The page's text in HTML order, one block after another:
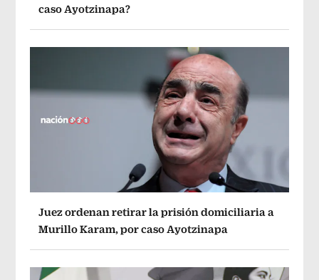
caso Ayotzinapa?
Juez ordenan retirar la prisión domiciliaria a
Murillo Karam, por caso Ayotzinapa